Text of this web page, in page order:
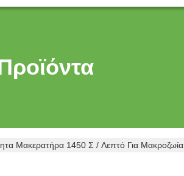
Μακερατήρα 1450 Σ / Λεπτό Για Μακροζωία